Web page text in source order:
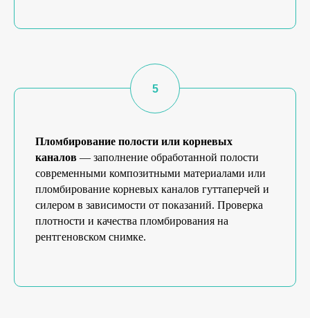
Пломбирование полости или корневых
каналов — заполнение обработанной полости
современными композитными материалами или
пломбирование корневых каналов гуттаперчей и
силером в зависимости от показаний. Проверка
плотности и качества пломбирования на
рентгеновском снимке.